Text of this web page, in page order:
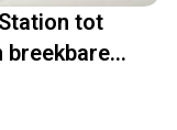
Station tot
breekbare